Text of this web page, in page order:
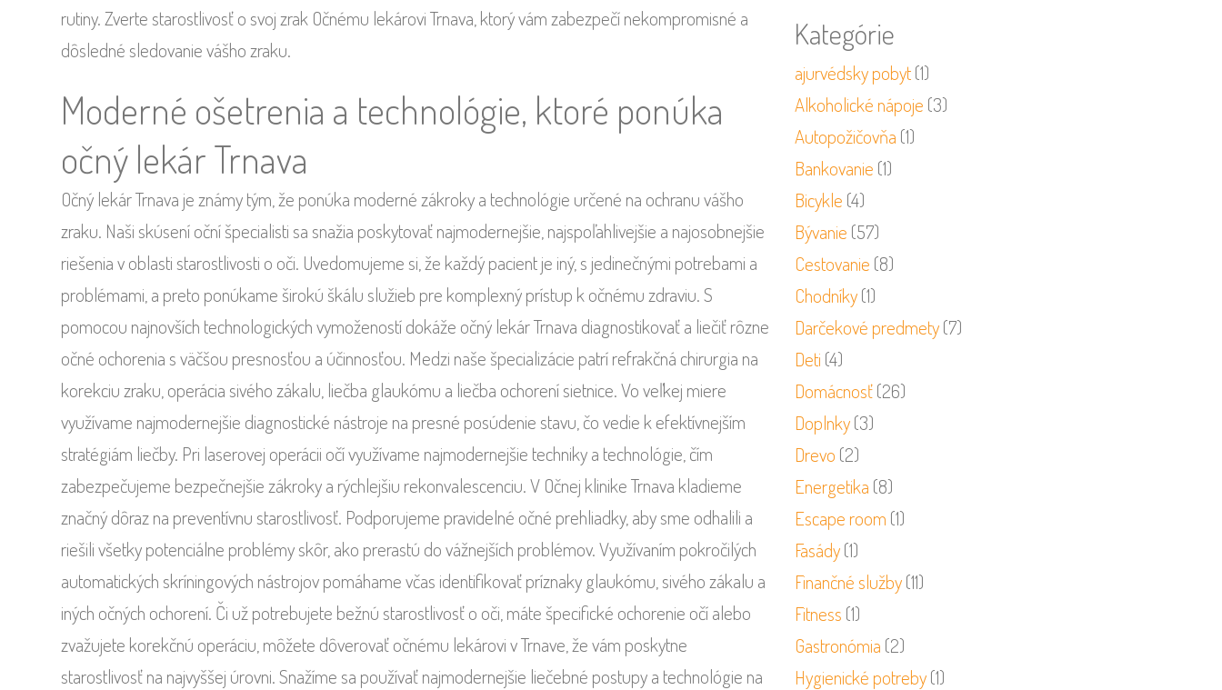
rutiny. Zverte starostlivosť o svoj zrak Očnému lekárovi Trnava, ktorý vám zabezpečí nekompromisné a
dôsledné sledovanie vášho zraku.
Moderné ošetrenia a technológie, ktoré ponúka
očný lekár Trnava
Očný lekár Trnava je známy tým, že ponúka moderné zákroky a technológie určené na ochranu vášho
zraku. Naši skúsení oční špecialisti sa snažia poskytovať najmodernejšie, najspoľahlivejšie a najosobnejšie
riešenia v oblasti starostlivosti o oči. Uvedomujeme si, že každý pacient je iný, s jedinečnými potrebami a
problémami, a preto ponúkame širokú škálu služieb pre komplexný prístup k očnému zdraviu. S
pomocou najnovších technologických vymožeností dokáže očný lekár Trnava diagnostikovať a liečiť rôzne
očné ochorenia s väčšou presnosťou a účinnosťou. Medzi naše špecializácie patrí refrakčná chirurgia na
korekciu zraku, operácia sivého zákalu, liečba glaukómu a liečba ochorení sietnice. Vo veľkej miere
využívame najmodernejšie diagnostické nástroje na presné posúdenie stavu, čo vedie k efektívnejším
stratégiám liečby. Pri laserovej operácii očí využívame najmodernejšie techniky a technológie, čím
zabezpečujeme bezpečnejšie zákroky a rýchlejšiu rekonvalescenciu. V Očnej klinike Trnava kladieme
značný dôraz na preventívnu starostlivosť. Podporujeme pravidelné očné prehliadky, aby sme odhalili a
riešili všetky potenciálne problémy skôr, ako prerastú do vážnejších problémov. Využívaním pokročilých
automatických skríningových nástrojov pomáhame včas identifikovať príznaky glaukómu, sivého zákalu a
iných očných ochorení. Či už potrebujete bežnú starostlivosť o oči, máte špecifické ochorenie očí alebo
zvažujete korekčnú operáciu, môžete dôverovať očnému lekárovi v Trnave, že vám poskytne
starostlivosť na najvyššej úrovni. Snažíme sa používať najmodernejšie liečebné postupy a technológie na
Kategórie
ajurvédsky pobyt(1)
Alkoholické nápoje (3)
Autopožičovňa (1)
Bankovanie (1)
Bicykle (4)
Bývanie (57)
Cestovanie (8)
Chodníky(1)
Darčekové predmety(7)
Deti (4)
Domácnosť(26)
Doplnky(3)
Drevo (2)
Energetika (8)
Escape room (1)
Fasády(1)
Finančné služby(11)
Fitness (1)
Gastronómia (2)
Hygienické potreby(1)